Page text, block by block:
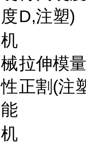
度D,注塑)
机
械
性
能
拉伸模
正割(注
机